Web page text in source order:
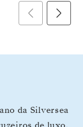
da Silversea